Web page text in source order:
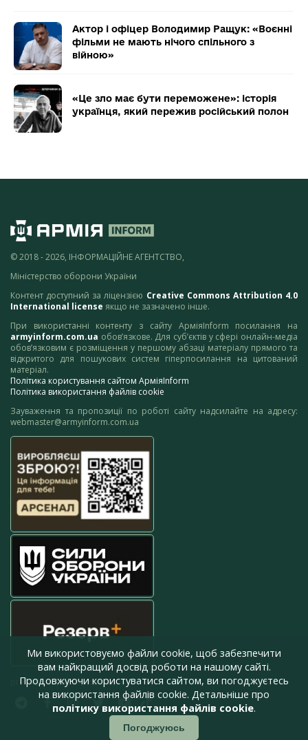
Актор і офіцер Володимир Ращук: «Воєнні
фільми не мають нічого спільного з
війною»
«Це зло має бути переможене»: історія
українця, який пережив російський полон
© 2018 - 2026, ІНФОРМАЦІЙНЕ АГЕНТСТВО,
Міністерство оборони України
Контент доступний за ліцензією Creative Commons Attribution 4.0
International license якщо не зазначено інше.
При використанні контенту з сайту АрміяInform посилання на
armyinform.com.ua обов’язкове. Для суб’єктів у сфері онлайн-медіа
обов’язковим є розміщення у першому абзаці матеріалу прямого та
відкритого для пошукових систем гіперпосилання на цитований
матеріал.
Політика користування сайтом АрміяInform
Політика використання файлів cookie
Зауваження та пропозиції по роботі сайту надсилайте на адресу:
webmaster@armyinform.com.ua
press@armyinform.com.ua
Ми використовуємо файли cookie, щоб забезпечити
вам найкращий досвід роботи на нашому сайті.
Продовжуючи користуватися сайтом, ви погоджуєтесь
на використання файлів cookie. Детальніше про
політику використання файлів cookie.
Погоджуюсь